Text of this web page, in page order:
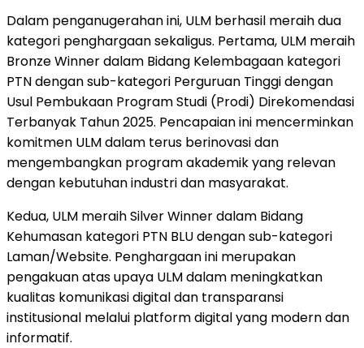
Dalam penganugerahan ini, ULM berhasil meraih dua
kategori penghargaan sekaligus. Pertama, ULM meraih
Bronze Winner dalam Bidang Kelembagaan kategori
PTN dengan sub-kategori Perguruan Tinggi dengan
Usul Pembukaan Program Studi (Prodi) Direkomendasi
Terbanyak Tahun 2025. Pencapaian ini mencerminkan
komitmen ULM dalam terus berinovasi dan
mengembangkan program akademik yang relevan
dengan kebutuhan industri dan masyarakat.
Kedua, ULM meraih Silver Winner dalam Bidang
Kehumasan kategori PTN BLU dengan sub-kategori
Laman/Website. Penghargaan ini merupakan
pengakuan atas upaya ULM dalam meningkatkan
kualitas komunikasi digital dan transparansi
institusional melalui platform digital yang modern dan
informatif.